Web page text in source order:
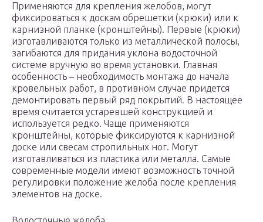
Применяются для крепления желобов, могут
фиксироваться к доскам обрешетки (крюки) или к
карнизной планке (кронштейны). Первые (крюки)
изготавливаются только из металлической полосы,
загибаются для придания уклона водосточной
системе вручную во время установки. Главная
особенность – необходимость монтажа до начала
кровельных работ, в противном случае придется
демонтировать первый ряд покрытий. В настоящее
время считается устаревшей конструкцией и
используется редко. Чаще применяются
кронштейны, которые фиксируются к карнизной
доске или свесам стропильных ног. Могут
изготавливаться из пластика или металла. Самые
современные модели имеют возможность точной
регулировки положение желоба после крепления
элементов на доске.